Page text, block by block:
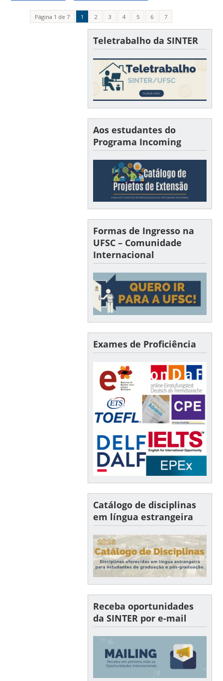
Página 1 de 7 1 2 3 4 5 6 7
Teletrabalho da SINTER
Aos estudantes do
Programa Incoming
Formas de Ingresso na
UFSC – Comunidade
Internacional
Exames de Proficiência
Catálogo de disciplinas
em língua estrangeira
Receba oportunidades
da SINTER por e-mail